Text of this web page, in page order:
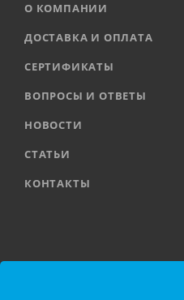
О КОМПАНИИ
ДОСТАВКА И ОПЛАТА
СЕРТИФИКАТЫ
ВОПРОСЫ И ОТВЕТЫ
НОВОСТИ
СТАТЬИ
КОНТАКТЫ